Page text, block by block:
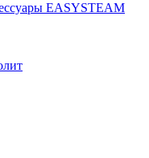
EASYSTEAM